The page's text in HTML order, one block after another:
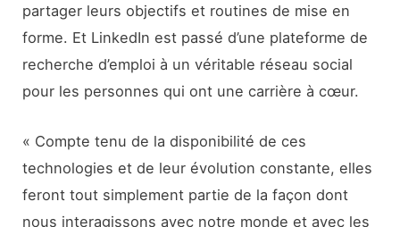
partager leurs objectifs et routines de mise en
forme. Et LinkedIn est passé d’une plateforme de
recherche d’emploi à un véritable réseau social
pour les personnes qui ont une carrière à cœur.
« Compte tenu de la disponibilité de ces
technologies et de leur évolution constante, elles
feront tout simplement partie de la façon dont
nous interagissons avec notre monde et avec les